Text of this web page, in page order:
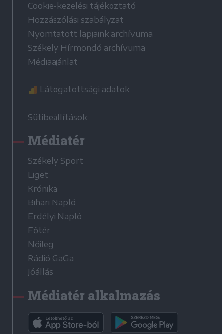
Cookie-kezelési tájékoztató
Hozzászólási szabályzat
Nyomtatott lapjaink archívuma
Székely Hírmondó archívuma
Médiaajánlat
Látogatottsági adatok
Sütibeállítások
Médiatér
Székely Sport
Liget
Krónika
Bihari Napló
Erdélyi Napló
Főtér
Nőileg
Rádió GaGa
Jóállás
Médiatér alkalmazás